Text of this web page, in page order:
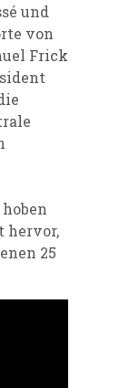
und
von
Frick
hervor,
25